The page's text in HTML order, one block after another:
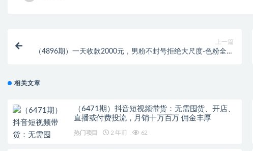
上一篇
（4896期）一天收款2000元，男粉不封号拒绝大尺度-色粉全新
相关文章
（6471期）抖音短视频带货：无需囤货、开店、
直播或付费投流，月销十万百万 佣金丰厚
热门项目 2 年前 62